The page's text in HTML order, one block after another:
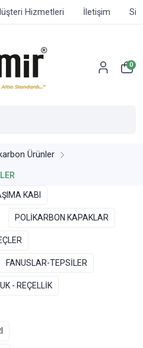
Hizmetleri İletişim
0
Ürünler
KABI
POLİKARBON KAPAKLAR
FANUSLAR-TEPSİLER
- REÇELLİK